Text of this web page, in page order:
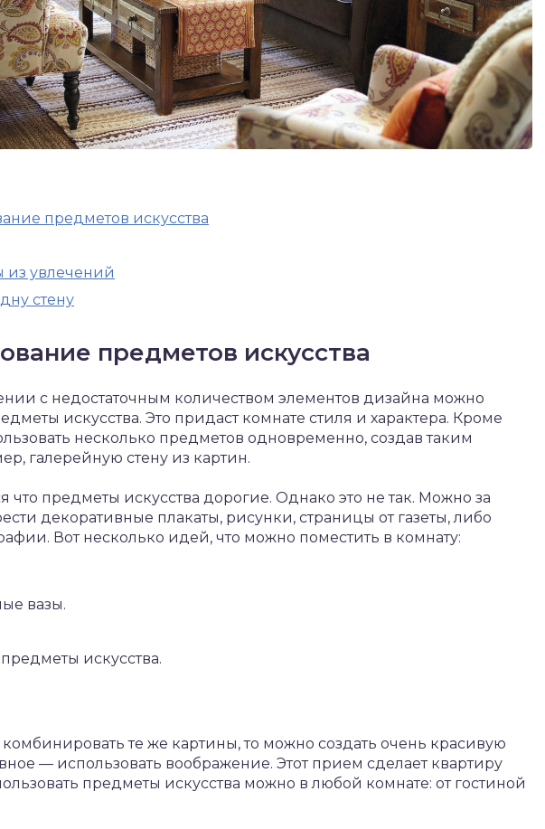
предметов искусства
из увлечений
стену
предметов искусства
с недостаточным количеством элементов дизайна можно
искусства. Это придаст комнате стиля и характера. Кроме
несколько предметов одновременно, создав таким
галерейную стену из картин.
что предметы искусства дорогие. Однако это не так. Можно за
декоративные плакаты, рисунки, страницы от газеты, либо
Вот несколько идей, что можно поместить в комнату:
вазы.
искусства.
те же картины, то можно создать очень красивую
— использовать воображение. Этот прием сделает квартиру
предметы искусства можно в любой комнате: от гостиной